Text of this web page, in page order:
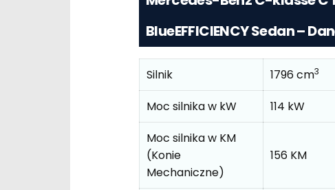
BlueEFFICIENCY Sedan –
Silnik 1796 cm3
Moc silnika w kW
114 kW
Moc silnika w KM
(Konie
Mechaniczne)
156 KM